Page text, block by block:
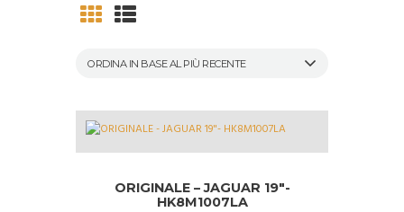
ORIGINALE – JAGUAR 19″-
HK8M1007LA